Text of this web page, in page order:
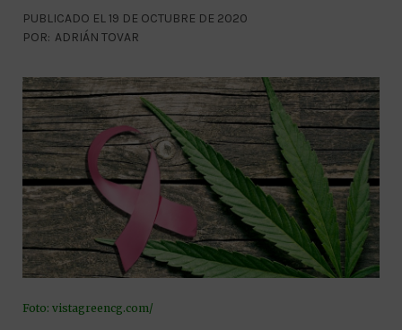
PUBLICADO EL 19 DE OCTUBRE DE 2020
POR: ADRIÁN TOVAR
Foto: vistagreencg.com/